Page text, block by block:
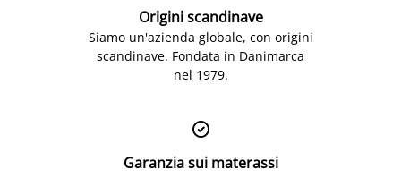
Origini scandinave
Siamo un'azienda globale, con origini
scandinave. Fondata in Danimarca
nel 1979.

Garanzia sui materassi